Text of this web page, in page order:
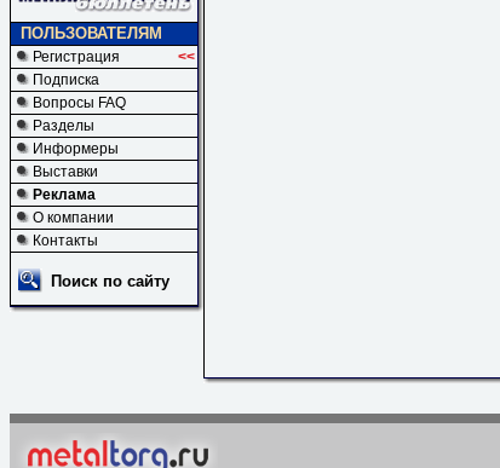
ПОЛЬЗОВАТЕЛЯМ
Регистрация
<<
Подписка
Вопросы FAQ
Разделы
Информеры
Выставки
Реклама
О компании
Контакты
Поиск по сайту